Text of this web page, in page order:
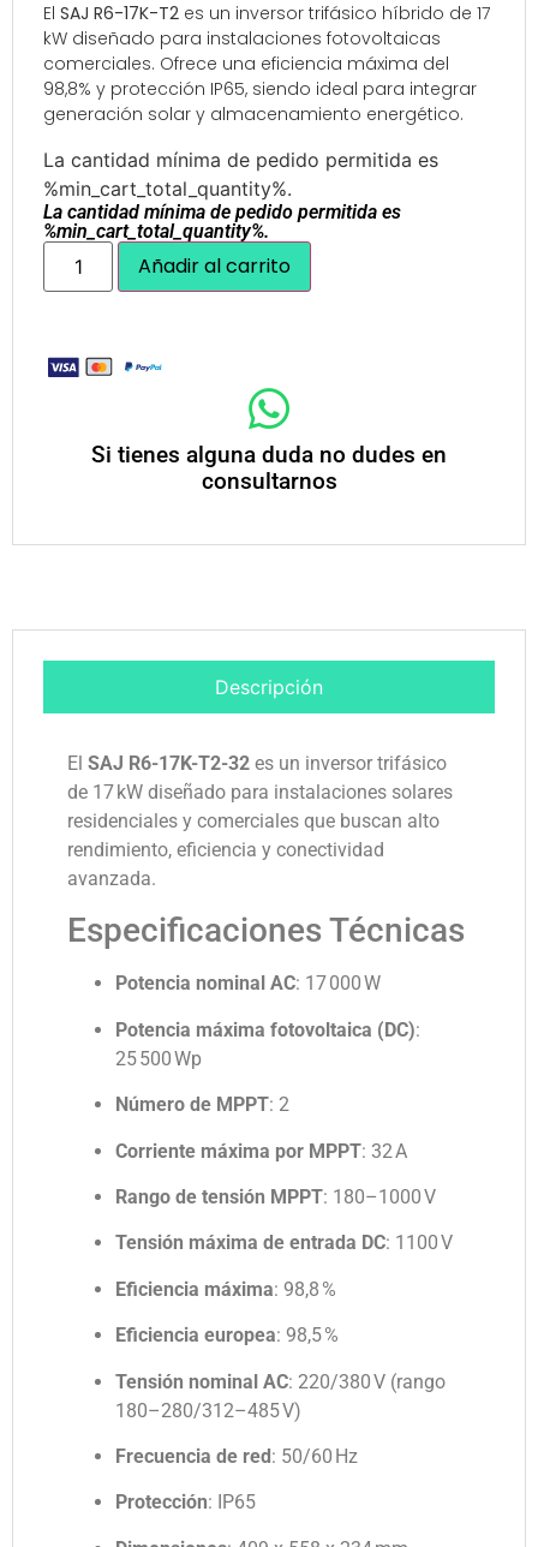
El SAJ R6-17K-T2 es un inversor trifásico híbrido de 17
kW diseñado para instalaciones fotovoltaicas
comerciales. Ofrece una eficiencia máxima del
98,8% y protección IP65, siendo ideal para integrar
generación solar y almacenamiento energético.
La cantidad mínima de pedido permitida es
%min_cart_total_quantity%.
La cantidad mínima de pedido permitida es
%min_cart_total_quantity%.
Añadir al carrito
Si tienes alguna duda no dudes en
consultarnos
Descripción
El SAJ R6-17K-T2-32 es un inversor trifásico
de 17 kW diseñado para instalaciones solares
residenciales y comerciales que buscan alto
rendimiento, eficiencia y conectividad
avanzada.
Especificaciones Técnicas
Potencia nominal AC: 17 000 W
Potencia máxima fotovoltaica (DC):
25 500 Wp
Número de MPPT: 2
Corriente máxima por MPPT: 32 A
Rango de tensión MPPT: 180–1000 V
Tensión máxima de entrada DC: 1100 V
Eficiencia máxima: 98,8 %
Eficiencia europea: 98,5 %
Tensión nominal AC: 220/380 V (rango
180–280/312–485 V)
Frecuencia de red: 50/60 Hz
Protección: IP65